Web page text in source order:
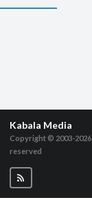
Kabala Media
Copyright © 2003-2026
reserved